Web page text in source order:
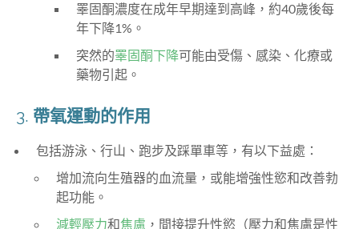
睪固酮濃度在成年早期達到高峰，約40歲後每
年下降1%。
突然的睪固酮下降可能由受傷、感染、化療或
藥物引起。
3. 帶氧運動的作用
包括游泳、行山、跑步及踩單車等，有以下益處：
增加流向生殖器的血流量，或能增強性慾和改善勃
起功能。
減輕壓力和焦慮 ，間接提升性慾（壓力和焦慮是性